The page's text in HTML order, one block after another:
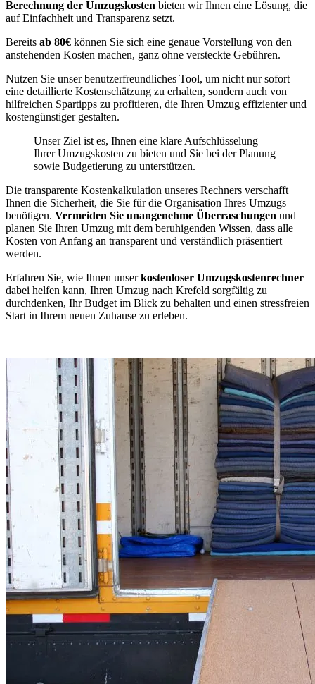
Berechnung der Umzugskosten bieten wir Ihnen eine Lösung, die
auf Einfachheit und Transparenz setzt.
Bereits ab 80€ können Sie sich eine genaue Vorstellung von den
anstehenden Kosten machen, ganz ohne versteckte Gebühren.
Nutzen Sie unser benutzerfreundliches Tool, um nicht nur sofort
eine detaillierte Kostenschätzung zu erhalten, sondern auch von
hilfreichen Spartipps zu profitieren, die Ihren Umzug effizienter und
kostengünstiger gestalten.
Unser Ziel ist es, Ihnen eine klare Aufschlüsselung
Ihrer Umzugskosten zu bieten und Sie bei der Planung
sowie Budgetierung zu unterstützen.
Die transparente Kostenkalkulation unseres Rechners verschafft
Ihnen die Sicherheit, die Sie für die Organisation Ihres Umzugs
benötigen. Vermeiden Sie unangenehme Überraschungen und
planen Sie Ihren Umzug mit dem beruhigenden Wissen, dass alle
Kosten von Anfang an transparent und verständlich präsentiert
werden.
Erfahren Sie, wie Ihnen unserkostenloser Umzugskostenrechner
dabei helfen kann, Ihren Umzug nach Krefeld sorgfältig zu
durchdenken, Ihr Budget im Blick zu behalten und einen stressfreien
Start in Ihrem neuen Zuhause zu erleben.